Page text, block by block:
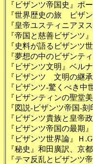
『ビザンツ帝国史』ポ
『世界歴史の旅 ビザ
『皇帝ユスティニアヌ
『帝国と慈善ビザンツ
『史料が語るビザンツ
『夢想の中のビザンテ
『ビザンツ文明』ベル
『ビザンツ 文明の継
『ビザンツ-驚くべき中
『ビザンティンの聖堂
『図説-ビザンツ帝国-
『ビザンツ貴族と皇帝
『ビザンツ帝国の最期
『ビザンツ世界論』Ｈ
『秘史』和田廣訳、京
『テマ反乱とビザンツ